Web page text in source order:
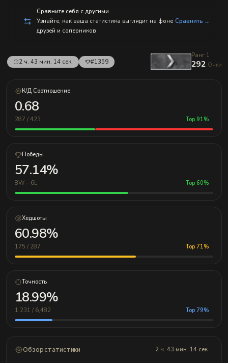
Сравните себя с другими
Узнайте, как ваша статистика выглядит на фоне
друзей и соперников
Сравнить →
2 ч. 43 мин. 14 сек. #1359
Ранг 1
292 Очки
К/Д Соотношение
0.68
287 / 423 Top 91%
Победы
57.14%
8W – 6L Top 60%
Хедшоты
60.98%
175 / 287 Top 71%
Точность
18.99%
1,231 / 6,482 Top 79%
Обзор статистики 2 ч. 43 мин. 14 сек.
н
и
е